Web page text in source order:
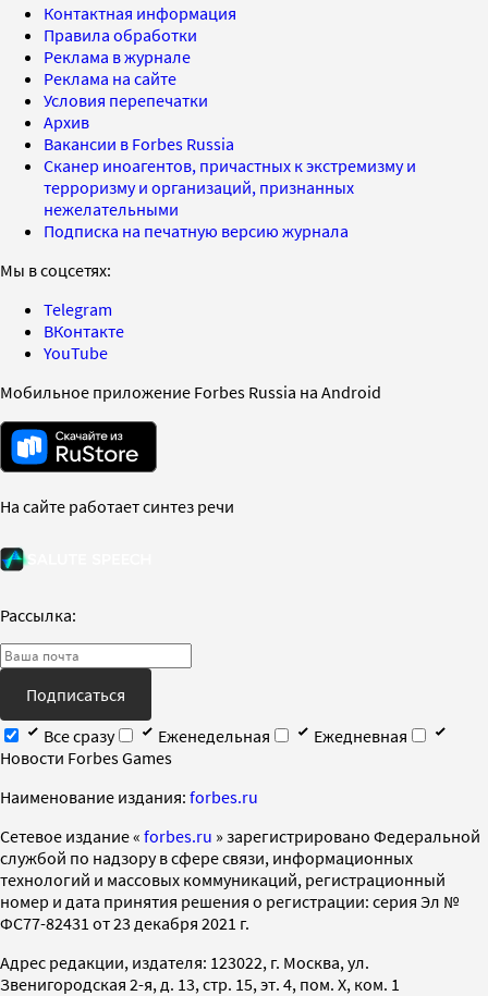
Контактная информация
Правила обработки
Реклама в журнале
Реклама на сайте
Условия перепечатки
Архив
Вакансии в Forbes Russia
Сканер иноагентов, причастных к экстремизму и
терроризму и организаций, признанных
нежелательными
Подписка на печатную версию журнала
Мы в соцсетях:
Telegram
ВКонтакте
YouTube
Мобильное приложение Forbes Russia на Android
На сайте работает синтез речи
Рассылка:
Подписаться
Все сразу
Еженедельная
Ежедневная
Новости Forbes Games
Наименование издания: forbes.ru
Cетевое издание « forbes.ru » зарегистрировано Федеральной
службой по надзору в сфере связи, информационных
технологий и массовых коммуникаций, регистрационный
номер и дата принятия решения о регистрации: серия Эл №
ФС77-82431 от 23 декабря 2021 г.
Адрес редакции, издателя: 123022, г. Москва, ул.
Звенигородская 2-я, д. 13, стр. 15, эт. 4, пом. X, ком. 1